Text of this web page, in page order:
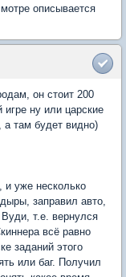
описывается
он стоит 200
игре ну или царские
а там будет видно)
и уже несколько
заправил авто,
т.е. вернулся
всё равно
заданий этого
или баг. Получил